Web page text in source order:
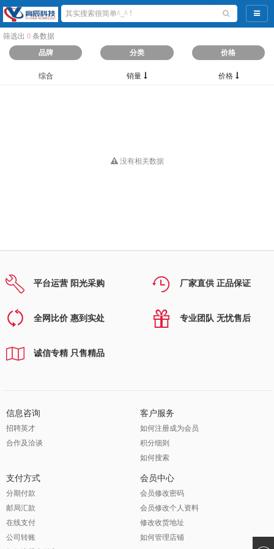
导航
筛选出 0 条数据
品牌
分类 价格
综合 销量 价格
没有相关数据
平台运营 阳光采购 厂家直供 正品保证
全网比价 惠到实处 专业团队 无忧售后
诚信专精 只售精品
信息咨询
招聘英才
合作及洽谈
客户服务
如何注册成为会员
积分细则
如何搜索
支付方式
分期付款
邮局汇款
在线支付
公司转账
会员中心
会员修改密码
会员修改个人资料
修改收货地址
如何管理店铺